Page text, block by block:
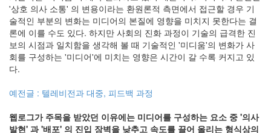
'상호 의사 소통' 의 변용이라는 환원론적 측면에서 접근할 경우 기
술적인 부분의 변화는 미디어의 본질에 영향을 미치지 못한다는 결
론에 이를 수도 있다. 하지만 사회의 진화 과정이 기술의 급격한 진
보의 시점과 일치함을 생각해 볼 때 기술적인 '미디움'의 변화가 사
회를 구성하는 '미디어'에 미치는 영향은 시간이 갈 수록 커지고 있
다.
예전글 : 텔레비전과 대중, 피드백 과정
웹로그가 주목을 받았던 이유에는 미디어를 구성하는 요소 중 '의사
발현' 과 '배포' 의 진입 장벽을 낮추고 속도를 끌어 올리는 형식상의
태
상
화
라
틴
취